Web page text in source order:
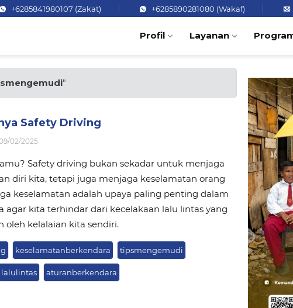
+6285841980107 (Zakat) +6285890281080 (Wakaf)
Profil Layanan
"
Safety Driving
02/2025
Safety driving bukan sekadar untuk menjaga
diri kita, tetapi juga menjaga keselamatan orang
keselamatan adalah upaya paling penting dalam
agar kita terhindar dari kecelakaan lalu lintas yang
oleh kelalaian kita sendiri.
keselamatanberkendara tipsmengemudi
lalulintas aturanberkendara